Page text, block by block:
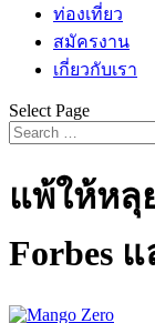
ท่องเที่ยว
สมัครงาน
เกี่ยวกับเรา
Select Page
แพ้ให้หลุ
Forbes